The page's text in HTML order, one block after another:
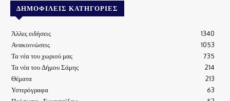
ΔΗΜΟΦΙΛΕΊΣ ΚΑΤΗΓΟΡΊΕΣ
Άλλες ειδήσεις
1340
Ανακοινώσεις
1053
Τα νέα του χωριού μας
735
Τα νέα του Δήμου Σάμης
214
Θέματα
213
Υστερόγραφα
63